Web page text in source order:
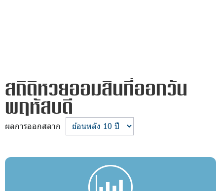
สถิติหวยออมสินที่ออกวัน
พฤหัสบดี
ผลการออกสลาก